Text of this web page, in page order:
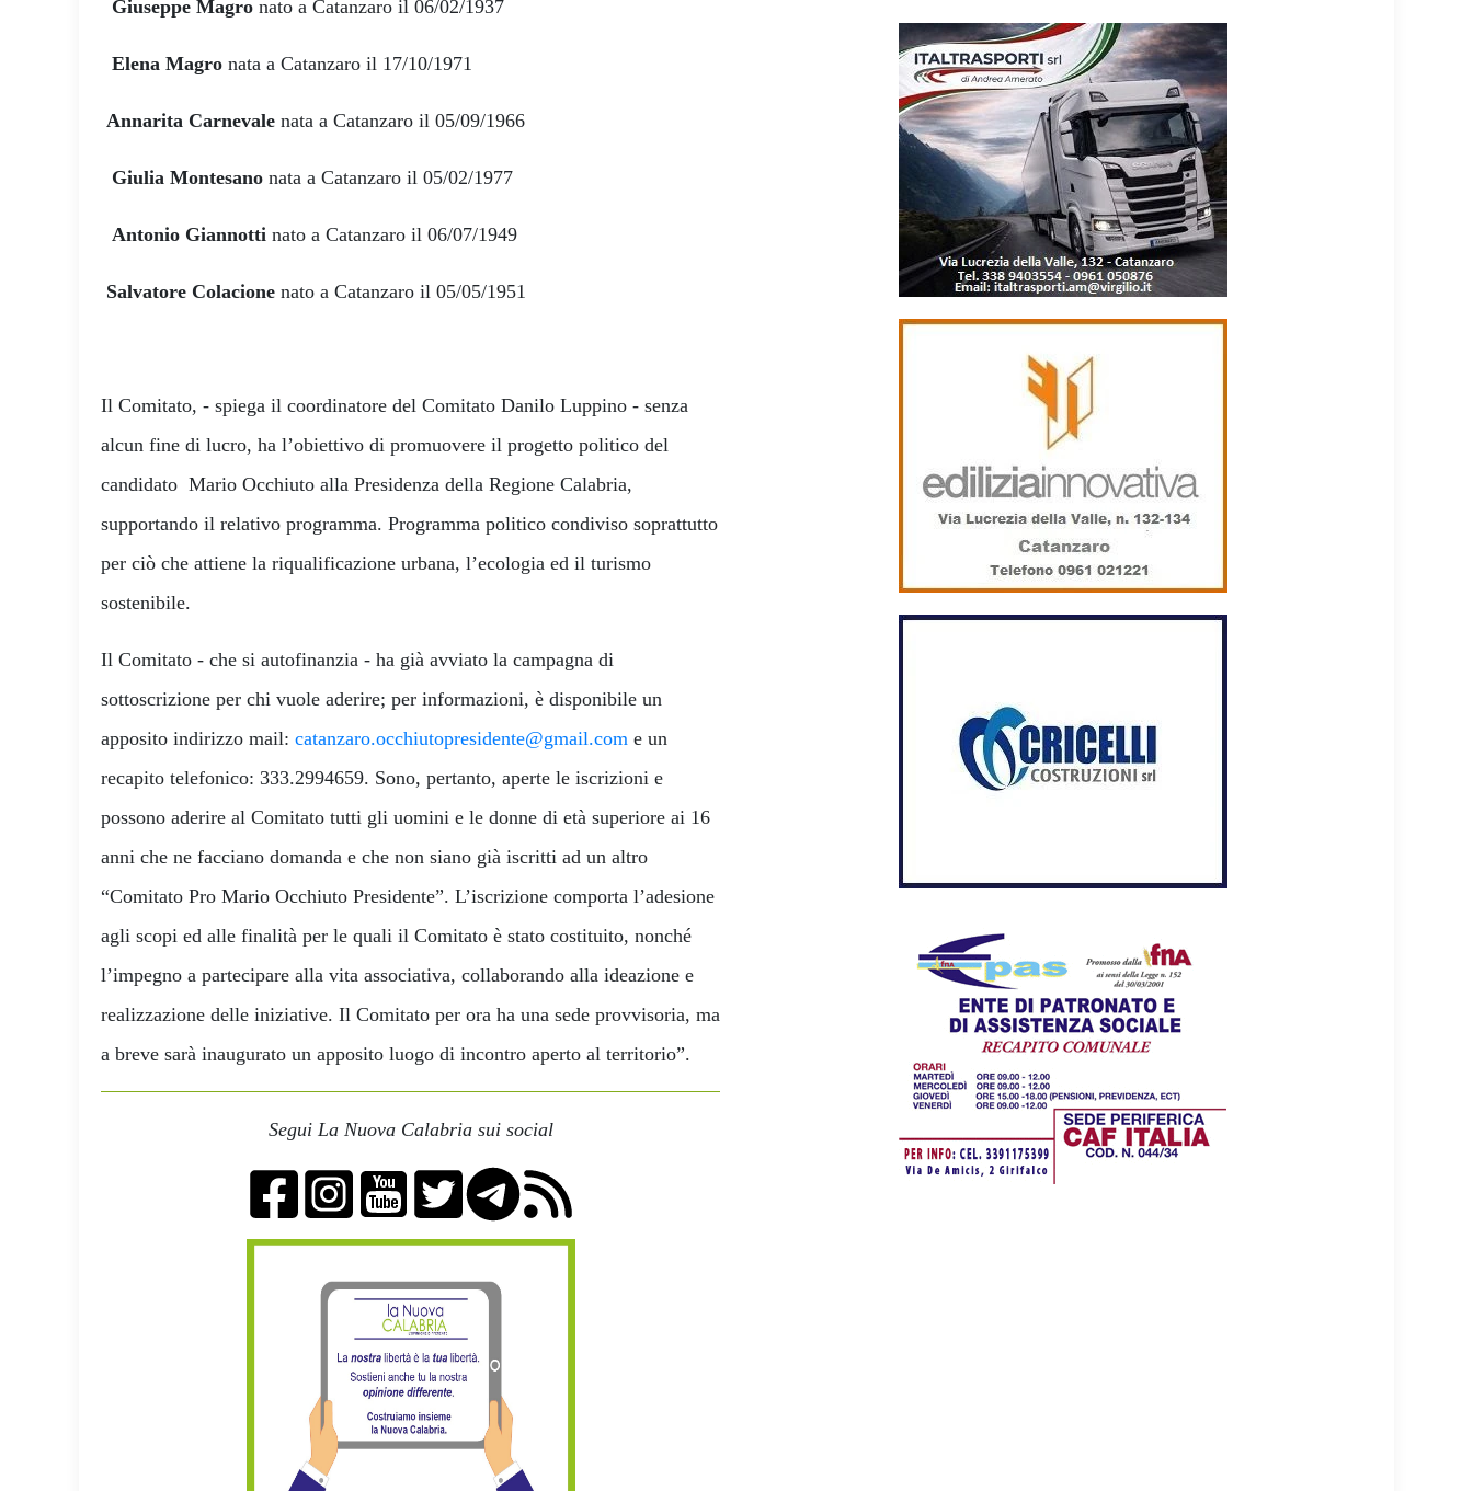
Giuseppe Magro nato a Catanzaro il 06/02/1937
Elena Magro nata a Catanzaro il 17/10/1971
Annarita Carnevale nata a Catanzaro il 05/09/1966
Giulia Montesano nata a Catanzaro il 05/02/1977
Antonio Giannotti nato a Catanzaro il 06/07/1949
Salvatore Colacione nato a Catanzaro il 05/05/1951
Il Comitato, - spiega il coordinatore del Comitato Danilo Luppino - senza
alcun fine di lucro, ha l’obiettivo di promuovere il progetto politico del
candidato Mario Occhiuto alla Presidenza della Regione Calabria,
supportando il relativo programma. Programma politico condiviso soprattutto
per ciò che attiene la riqualificazione urbana, l’ecologia ed il turismo
sostenibile.
Il Comitato - che si autofinanzia - ha già avviato la campagna di
sottoscrizione per chi vuole aderire; per informazioni, è disponibile un
apposito indirizzo mail: catanzaro.occhiutopresidente@gmail.com e un
recapito telefonico: 333.2994659. Sono, pertanto, aperte le iscrizioni e
possono aderire al Comitato tutti gli uomini e le donne di età superiore ai 16
anni che ne facciano domanda e che non siano già iscritti ad un altro
“Comitato Pro Mario Occhiuto Presidente”. L’iscrizione comporta l’adesione
agli scopi ed alle finalità per le quali il Comitato è stato costituito, nonché
l’impegno a partecipare alla vita associativa, collaborando alla ideazione e
realizzazione delle iniziative. Il Comitato per ora ha una sede provvisoria, ma
a breve sarà inaugurato un apposito luogo di incontro aperto al territorio”.
Segui La Nuova Calabria sui social